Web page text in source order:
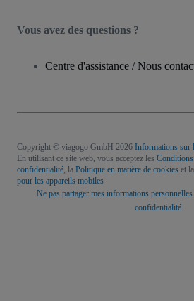
Vous avez des questions ?
Centre d'assistance / Nous
Copyright © viagogo GmbH 2026 Informations sur
En utilisant ce site web, vous acceptez les Conditions
confidentialité , la Politique en matière de cookies et la
pour les appareils mobiles
Ne pas partager mes informations
confidentialité